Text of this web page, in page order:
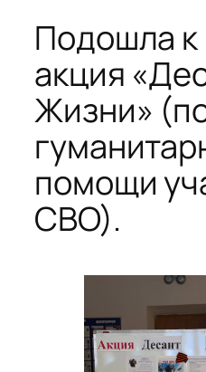
Подошла к
акция
Жизни»
помощи
СВО).